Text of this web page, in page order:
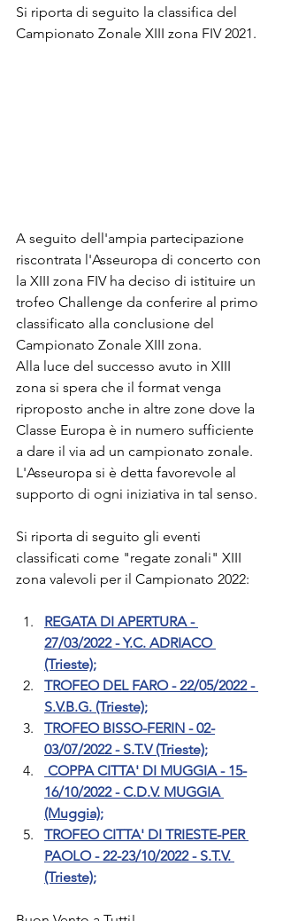
Si riporta di seguito la classifica del
Campionato Zonale XIII zona FIV 2021.
A seguito dell'ampia partecipazione
riscontrata l'Asseuropa di concerto con
la XIII zona FIV ha deciso di istituire un
trofeo Challenge da conferire al primo
classificato alla conclusione del
Campionato Zonale XIII zona.
Alla luce del successo avuto in XIII
zona si spera che il format venga
riproposto anche in altre zone dove la
Classe Europa è in numero sufficiente
a dare il via ad un campionato zonale.
L'Asseuropa si è detta favorevole al
supporto di ogni iniziativa in tal senso.
Si riporta di seguito gli eventi
classificati come "regate zonali" XIII
zona valevoli per il Campionato 2022:
REGATA DI APERTURA -
27/03/2022 - Y.C. ADRIACO
(Trieste);
TROFEO DEL FARO - 22/05/2022 -
S.V.B.G. (Trieste);
TROFEO BISSO-FERIN - 02-
03/07/2022 - S.T.V (Trieste);
16/10/2022 - C.D.V. MUGGIA
(Muggia);
TROFEO CITTA' DI TRIESTE-PER
PAOLO - 22-23/10/2022 - S.T.V.
(Trieste);